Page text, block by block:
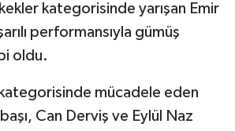
kategorisinde yarışan Emir
performansıyla gümüş
oldu.
mücadele eden
Can Derviş ve Eylül Naz